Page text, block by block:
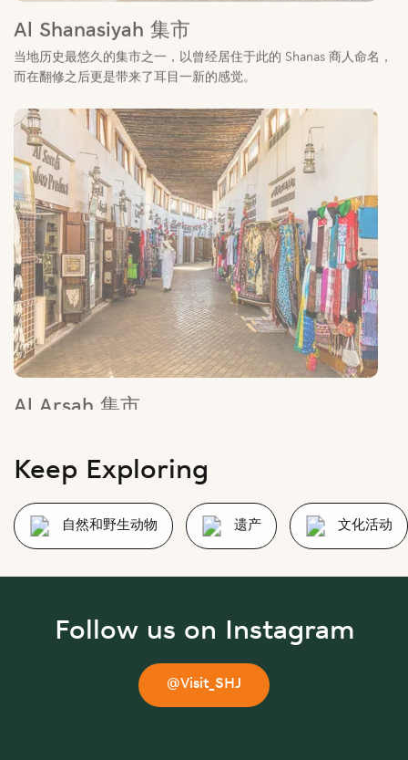
而在翻修之后更是带来了耳目一新的感觉。
Al Arsah 集市
这里不仅是阿联酋历史最悠久的市场，也是过去贝都因人和骆驼的
聚集地。走进露天市场，仿佛就开启了一段时光倒流的旅程。
Keep Exploring
自然和野生动物 遗产 文化活动
Follow us on Instagram
@Visit_SHJ